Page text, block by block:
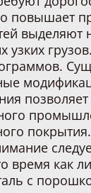
повышает
узких
как
с